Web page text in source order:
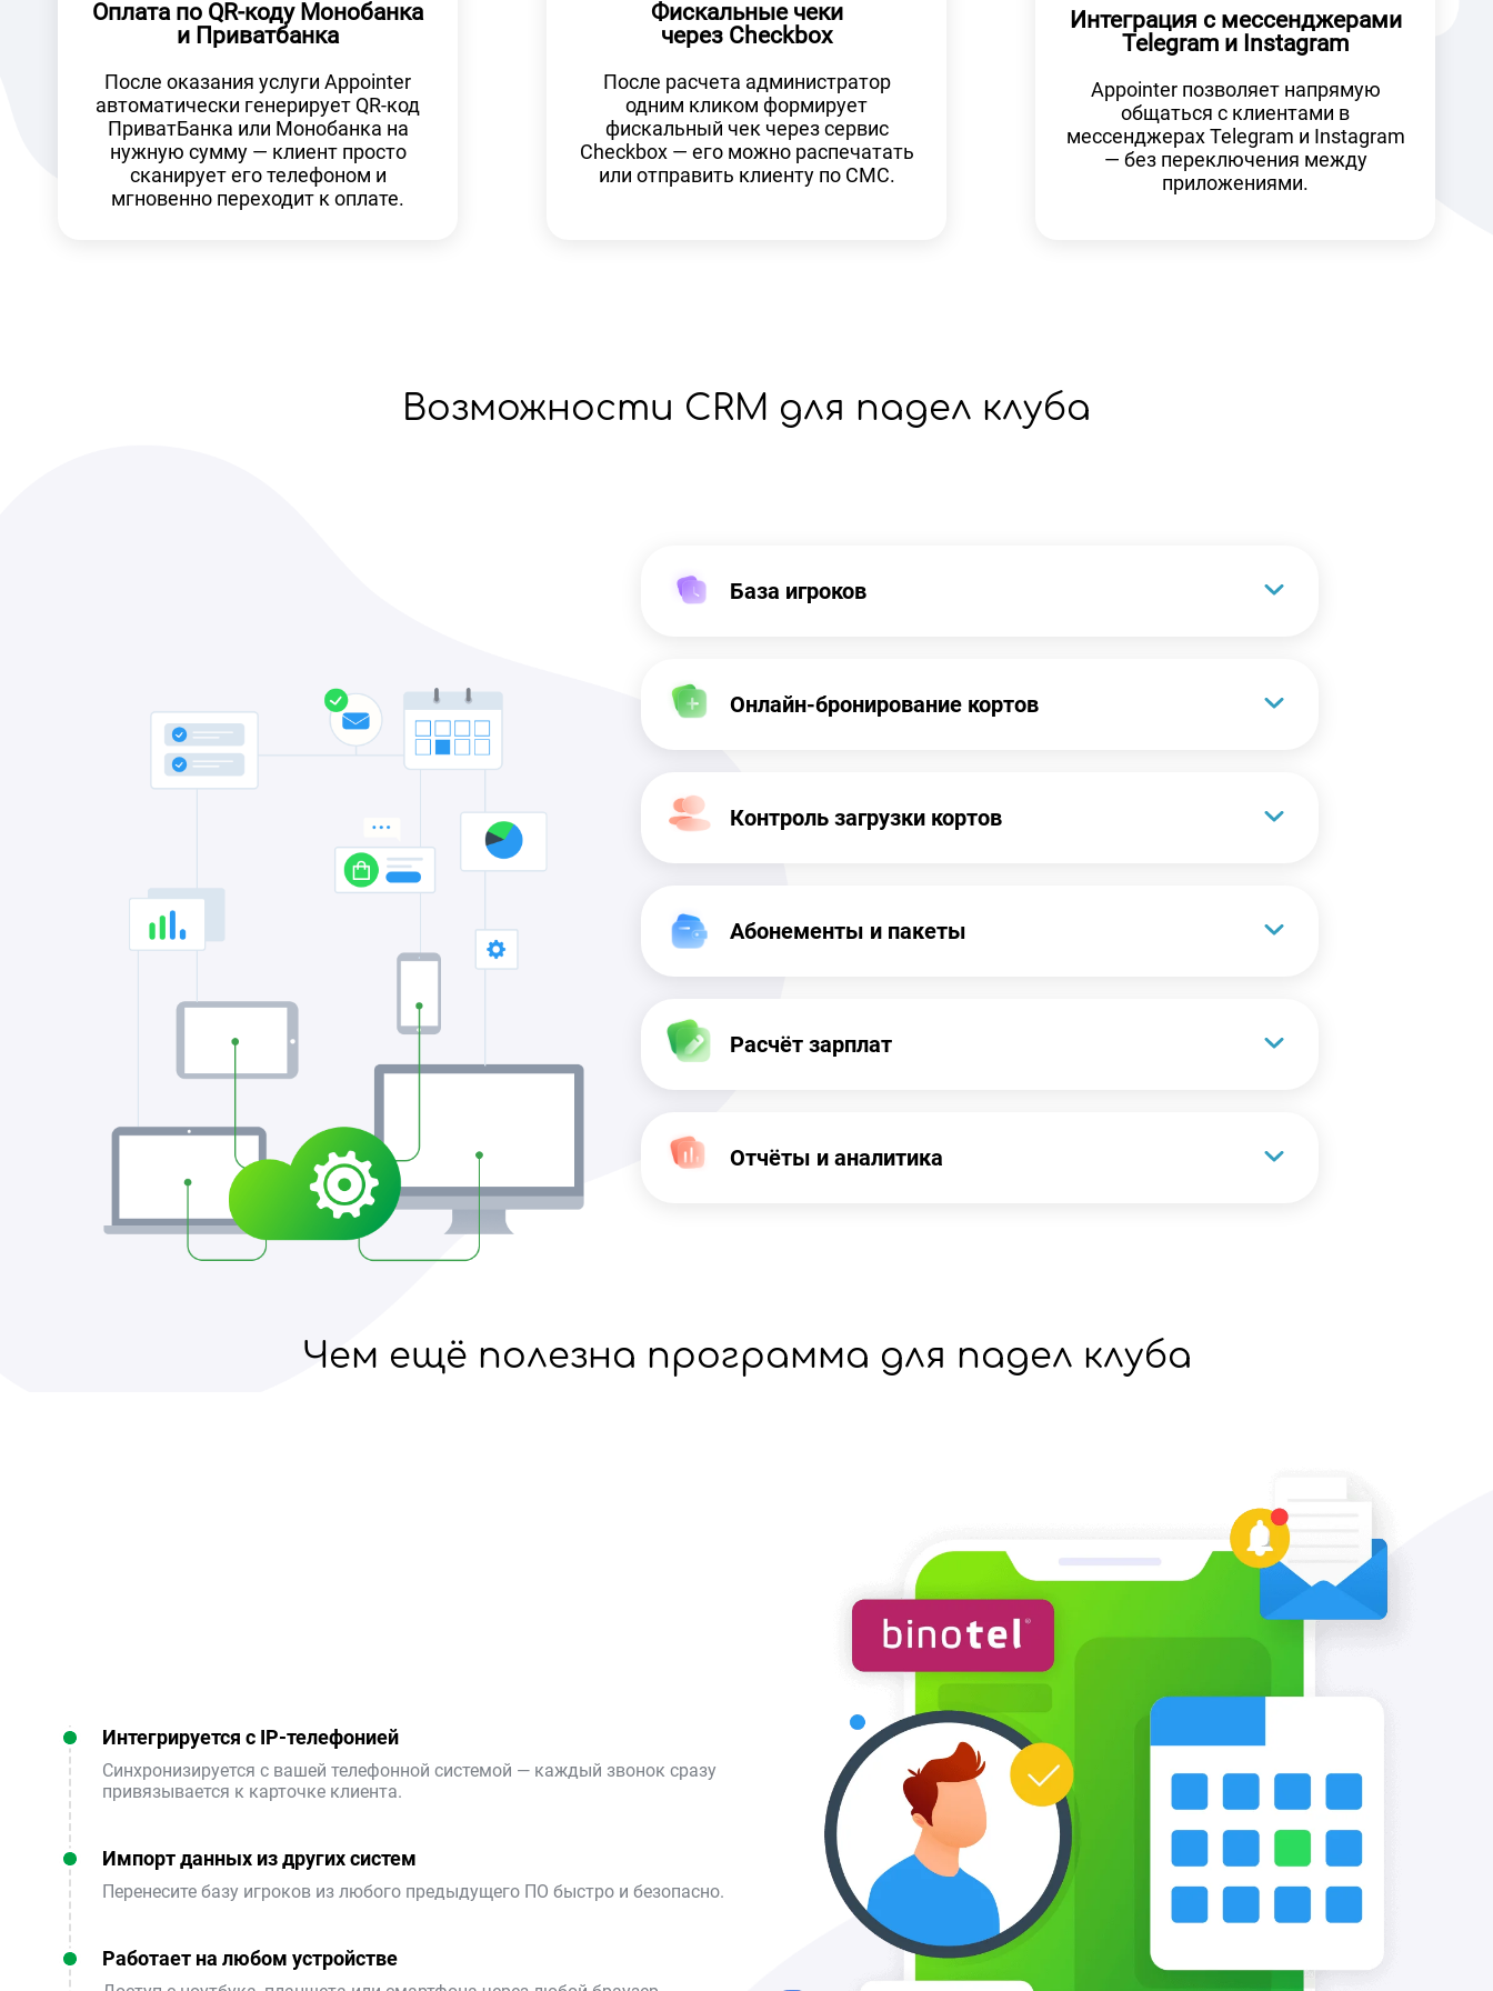
Оплата по QR-коду Монобанка
и Приватбанка
После оказания услуги Appointer
автоматически генерирует QR-код
ПриватБанка или Монобанка на
нужную сумму — клиент просто
сканирует его телефоном и
мгновенно переходит к оплате.
Фискальные чеки
через Checkbox
После расчета администратор
одним кликом формирует
фискальный чек через сервис
Checkbox — его можно распечатать
или отправить клиенту по СМС.
Интеграция с мессенджерами
Telegram и Instagram
Appointer позволяет напрямую
общаться с клиентами в
мессенджерах Telegram и Instagram
— без переключения между
приложениями.
Возможности CRM для падел клуба
База игроков
Онлайн-бронирование кортов
Контроль загрузки кортов
Абонементы и пакеты
Расчёт зарплат
Отчёты и аналитика
Чем ещё полезна программа для падел клуба
Интегрируется с IP-телефонией
Синхронизируется с вашей телефонной системой — каждый звонок сразу
привязывается к карточке клиента.
Импорт данных из других систем
Перенесите базу игроков из любого предыдущего ПО быстро и безопасно.
Работает на любом устройстве